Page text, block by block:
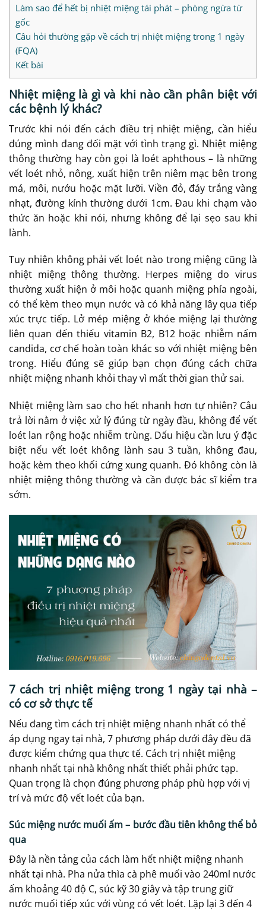
Làm sao để hết bị nhiệt miệng tái phát – phòng ngừa từ
gốc
Câu hỏi thường gặp về cách trị nhiệt miệng trong 1 ngày
(FQA)
Kết bài
Nhiệt miệng là gì và khi nào cần phân biệt với
các bệnh lý khác?
Trước khi nói đến cách điều trị nhiệt miệng, cần hiểu
đúng mình đang đối mặt với tình trạng gì. Nhiệt miệng
thông thường hay còn gọi là loét aphthous – là những
vết loét nhỏ, nông, xuất hiện trên niêm mạc bên trong
má, môi, nướu hoặc mặt lưỡi. Viền đỏ, đáy trắng vàng
nhạt, đường kính thường dưới 1cm. Đau khi chạm vào
thức ăn hoặc khi nói, nhưng không để lại sẹo sau khi
lành.
Tuy nhiên không phải vết loét nào trong miệng cũng là
nhiệt miệng thông thường. Herpes miệng do virus
thường xuất hiện ở môi hoặc quanh miệng phía ngoài,
có thể kèm theo mụn nước và có khả năng lây qua tiếp
xúc trực tiếp. Lở mép miệng ở khóe miệng lại thường
liên quan đến thiếu vitamin B2, B12 hoặc nhiễm nấm
candida, cơ chế hoàn toàn khác so với nhiệt miệng bên
trong. Hiểu đúng sẽ giúp bạn chọn đúng cách chữa
nhiệt miệng nhanh khỏi thay vì mất thời gian thử sai.
Nhiệt miệng làm sao cho hết nhanh hơn tự nhiên? Câu
trả lời nằm ở việc xử lý đúng từ ngày đầu, không để vết
loét lan rộng hoặc nhiễm trùng. Dấu hiệu cần lưu ý đặc
biệt nếu vết loét không lành sau 3 tuần, không đau,
hoặc kèm theo khối cứng xung quanh. Đó không còn là
nhiệt miệng thông thường và cần được bác sĩ kiểm tra
sớm.
7 cách trị nhiệt miệng trong 1 ngày tại nhà –
có cơ sở thực tế
Nếu đang tìm cách trị nhiệt miệng nhanh nhất có thể
áp dụng ngay tại nhà, 7 phương pháp dưới đây đều đã
được kiểm chứng qua thực tế. Cách trị nhiệt miệng
nhanh nhất tại nhà không nhất thiết phải phức tạp.
Quan trọng là chọn đúng phương pháp phù hợp với vị
trí và mức độ vết loét của bạn.
Súc miệng nước muối ấm – bước đầu tiên không thể bỏ
qua
Đây là nền tảng của cách làm hết nhiệt miệng nhanh
nhất tại nhà. Pha nửa thìa cà phê muối vào 240ml nước
ấm khoảng 40 độ C, súc kỹ 30 giây và tập trung giữ
nước muối tiếp xúc với vùng có vết loét. Lặp lại 3 đến 4